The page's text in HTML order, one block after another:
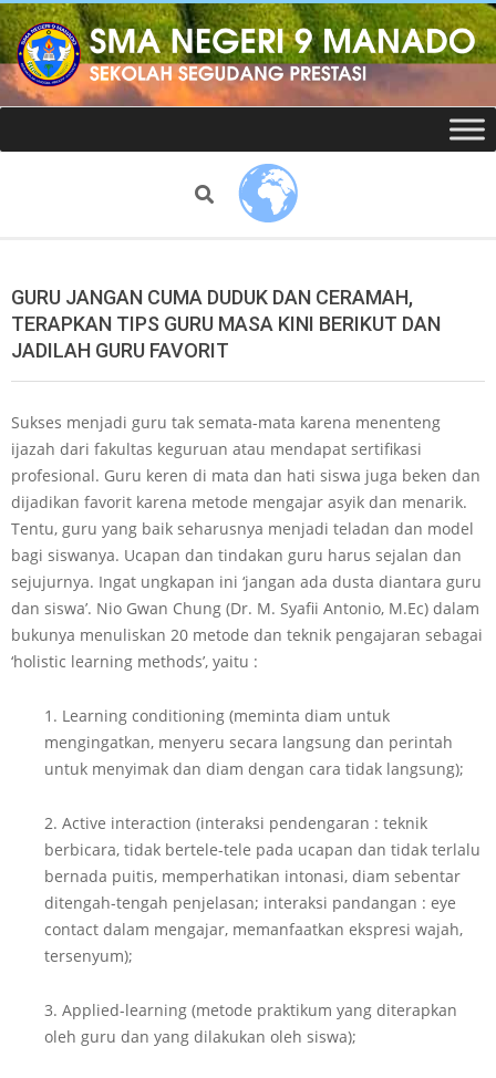
Skip
to
content
Website
resmi
9
Manado
Navigation
Search
GURU JANGAN CUMA DUDUK DAN CERAMAH,
TERAPKAN TIPS GURU MASA KINI BERIKUT DAN
JADILAH GURU FAVORIT
Sukses menjadi guru tak semata-mata karena menenteng
ijazah dari fakultas keguruan atau mendapat sertifikasi
profesional. Guru keren di mata dan hati siswa juga beken dan
dijadikan favorit karena metode mengajar asyik dan menarik.
Tentu, guru yang baik seharusnya menjadi teladan dan model
bagi siswanya. Ucapan dan tindakan guru harus sejalan dan
sejujurnya. Ingat ungkapan ini ‘jangan ada dusta diantara guru
dan siswa’. Nio Gwan Chung (Dr. M. Syafii Antonio, M.Ec) dalam
bukunya menuliskan 20 metode dan teknik pengajaran sebagai
‘holistic learning methods’, yaitu :
1. Learning conditioning (meminta diam untuk
mengingatkan, menyeru secara langsung dan perintah
untuk menyimak dan diam dengan cara tidak langsung);
2. Active interaction (interaksi pendengaran : teknik
berbicara, tidak bertele-tele pada ucapan dan tidak terlalu
bernada puitis, memperhatikan intonasi, diam sebentar
ditengah-tengah penjelasan; interaksi pandangan : eye
contact dalam mengajar, memanfaatkan ekspresi wajah,
tersenyum);
3. Applied-learning (metode praktikum yang diterapkan
oleh guru dan yang dilakukan oleh siswa);